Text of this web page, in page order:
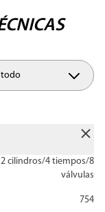
todo
2 cilindros/4 tiempos/8
válvulas
754